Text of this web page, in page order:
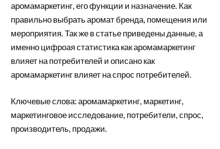
аромамаркетинг, его функции и назначение. Как
правильно выбрать аромат бренда, помещения или
мероприятия. Так же в статье приведены данные, а
именно цифроая статистика как аромамаркетинг
влияет на потребителей и описано как
аромамаркетинг влияет на спрос потребителей.
Ключевые слова: аромамаркетинг, маркетинг,
маркетинговое исследование, потребители, спрос,
производитель, продажи.